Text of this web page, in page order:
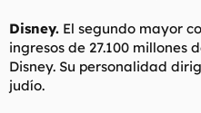
Disney. El segundo mayor
ingresos de 27.100 millones
Disney. Su personalidad
judío.